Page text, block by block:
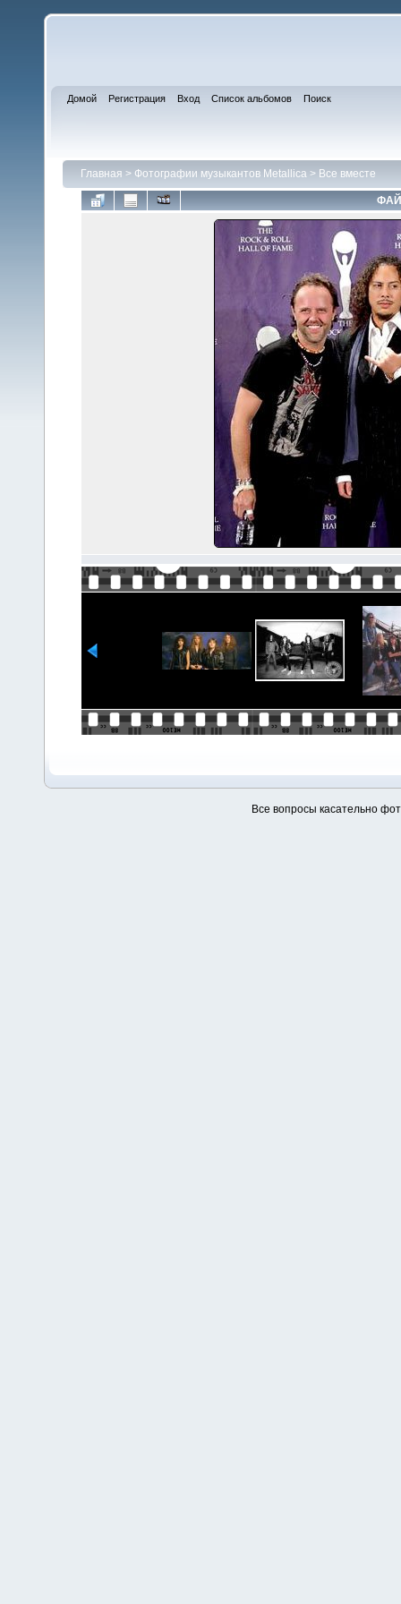
Домой Регистрация Вход Список альбомов Поиск
Главная > Фотографии музыкантов Metallica > Все вместе
Все вопросы касательно